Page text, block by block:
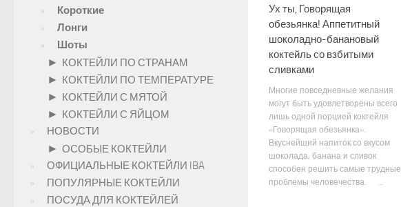
Ух ты, Говорящая
обезьянка! Аппетитный
шоколадно-банановый
коктейль со взбитыми
сливками
Многие повседневные желания
могут быть удовлетворены всего
лишь одной порцией коктейля
«Говорящая обезьянка».
Вкуснейший напиток со вкусом
шоколада, банана и сливок
способен решить самые трудные
проблемы человечества. ...
Короткие
Лонги
Шоты
► КОКТЕЙЛИ ПО СТРАНАМ
► КОКТЕЙЛИ ПО ТЕМПЕРАТУРЕ
► КОКТЕЙЛИ С МЯТОЙ
► КОКТЕЙЛИ С ЯЙЦОМ
НОВОСТИ
► ОСОБЫЕ КОКТЕЙЛИ
ОФИЦИАЛЬНЫЕ КОКТЕЙЛИ IBA
ПОПУЛЯРНЫЕ КОКТЕЙЛИ
ПОСУДА ДЛЯ КОКТЕЙЛЕЙ